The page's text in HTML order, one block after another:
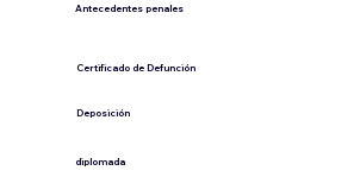
Antecedentes penales
​Certificado de Defunción
​Deposición
diplomada